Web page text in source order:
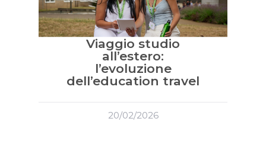
Viaggio studio
all’estero:
l’evoluzione
dell’education travel
20/02/2026